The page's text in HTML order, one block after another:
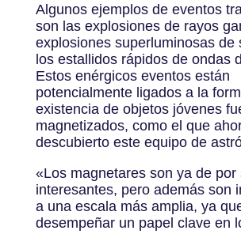
Algunos ejemplos de eventos
son las explosiones de rayos
explosiones superluminosas de
los estallidos rápidos de ondas
Estos enérgicos eventos están
potencialmente ligados a la
existencia de objetos jóvenes
magnetizados, como el que
descubierto este equipo de
«Los magnetares son ya de por
interesantes, pero además son
a una escala más amplia, ya
desempeñar un papel clave en